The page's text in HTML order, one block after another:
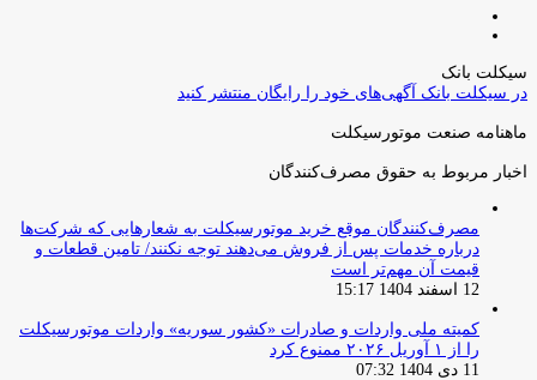
سیکلت بانک
در سیکلت بانک آگهی‌های خود را رایگان منتشر کنید
ماهنامه صنعت موتورسیکلت
اخبار مربوط به حقوق مصرف‌کنندگان
مصرف‌کنندگان موقع خرید موتورسیکلت به شعارهایی که شرکت‌ها
درباره خدمات پس از فروش می‌دهند توجه نکنند/ تامین قطعات و
قیمت آن مهم‌تر است
12 اسفند 1404 15:17
کمیته ملی واردات و صادرات «کشور سوریه» واردات موتورسیکلت
را از ۱ آوریل ۲۰۲۶ ممنوع کرد
11 دی 1404 07:32